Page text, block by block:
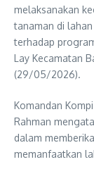
melaksanakan
tanaman di
terhadap
Lay Kecamatan
(29/05/2026).
Komandan
Rahman
dalam
memanfaatkan